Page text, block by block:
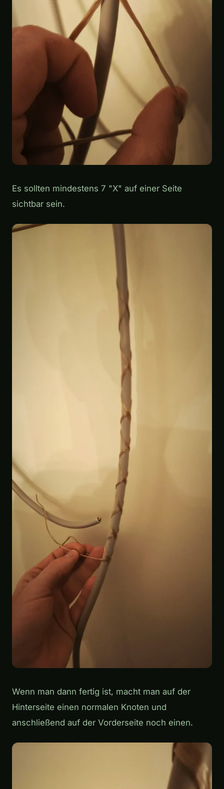
Es sollten mindestens 7 "X" auf einer Seite
sichtbar sein.
Wenn man dann fertig ist, macht man auf der
Hinterseite einen normalen Knoten und
anschließend auf der Vorderseite noch einen.